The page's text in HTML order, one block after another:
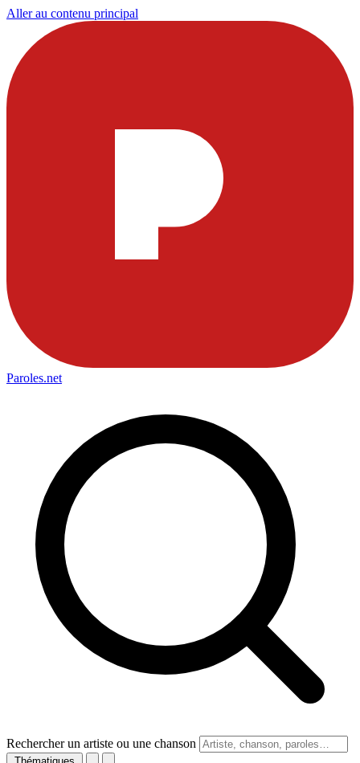
Aller au contenu principal
Paroles.net
Rechercher un artiste ou une chanson